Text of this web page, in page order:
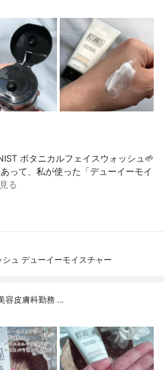
ボタニカルフェイスウォッシュ🌱
って、私が使った「デューイーモイ
る
ュ デューイーモイスチャー
容皮膚科勤務 …